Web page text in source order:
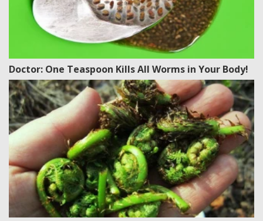
Doctor: One Teaspoon Kills All Worms in Your Body!